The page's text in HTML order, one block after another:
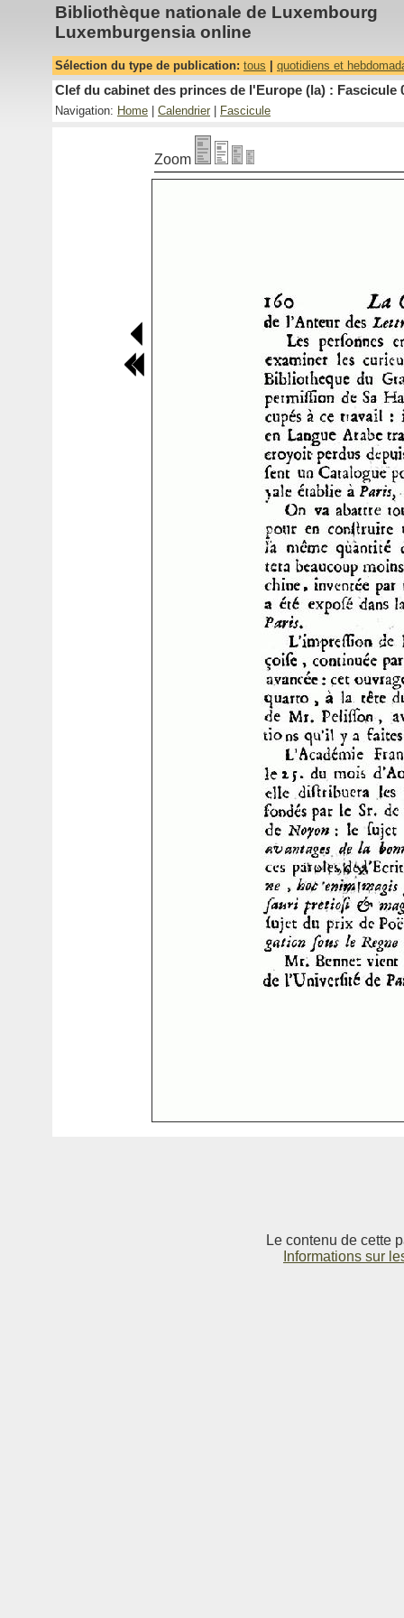
Bibliothèque nationale de Luxembourg
Luxemburgensia online
Sélection du type de publication: tous quotidiens et
Clef du cabinet des princes de l'Europe (la) : Fascicule
Navigation: Home Calendrier Fascicule
Zoom
Le contenu de cette
Informations sur